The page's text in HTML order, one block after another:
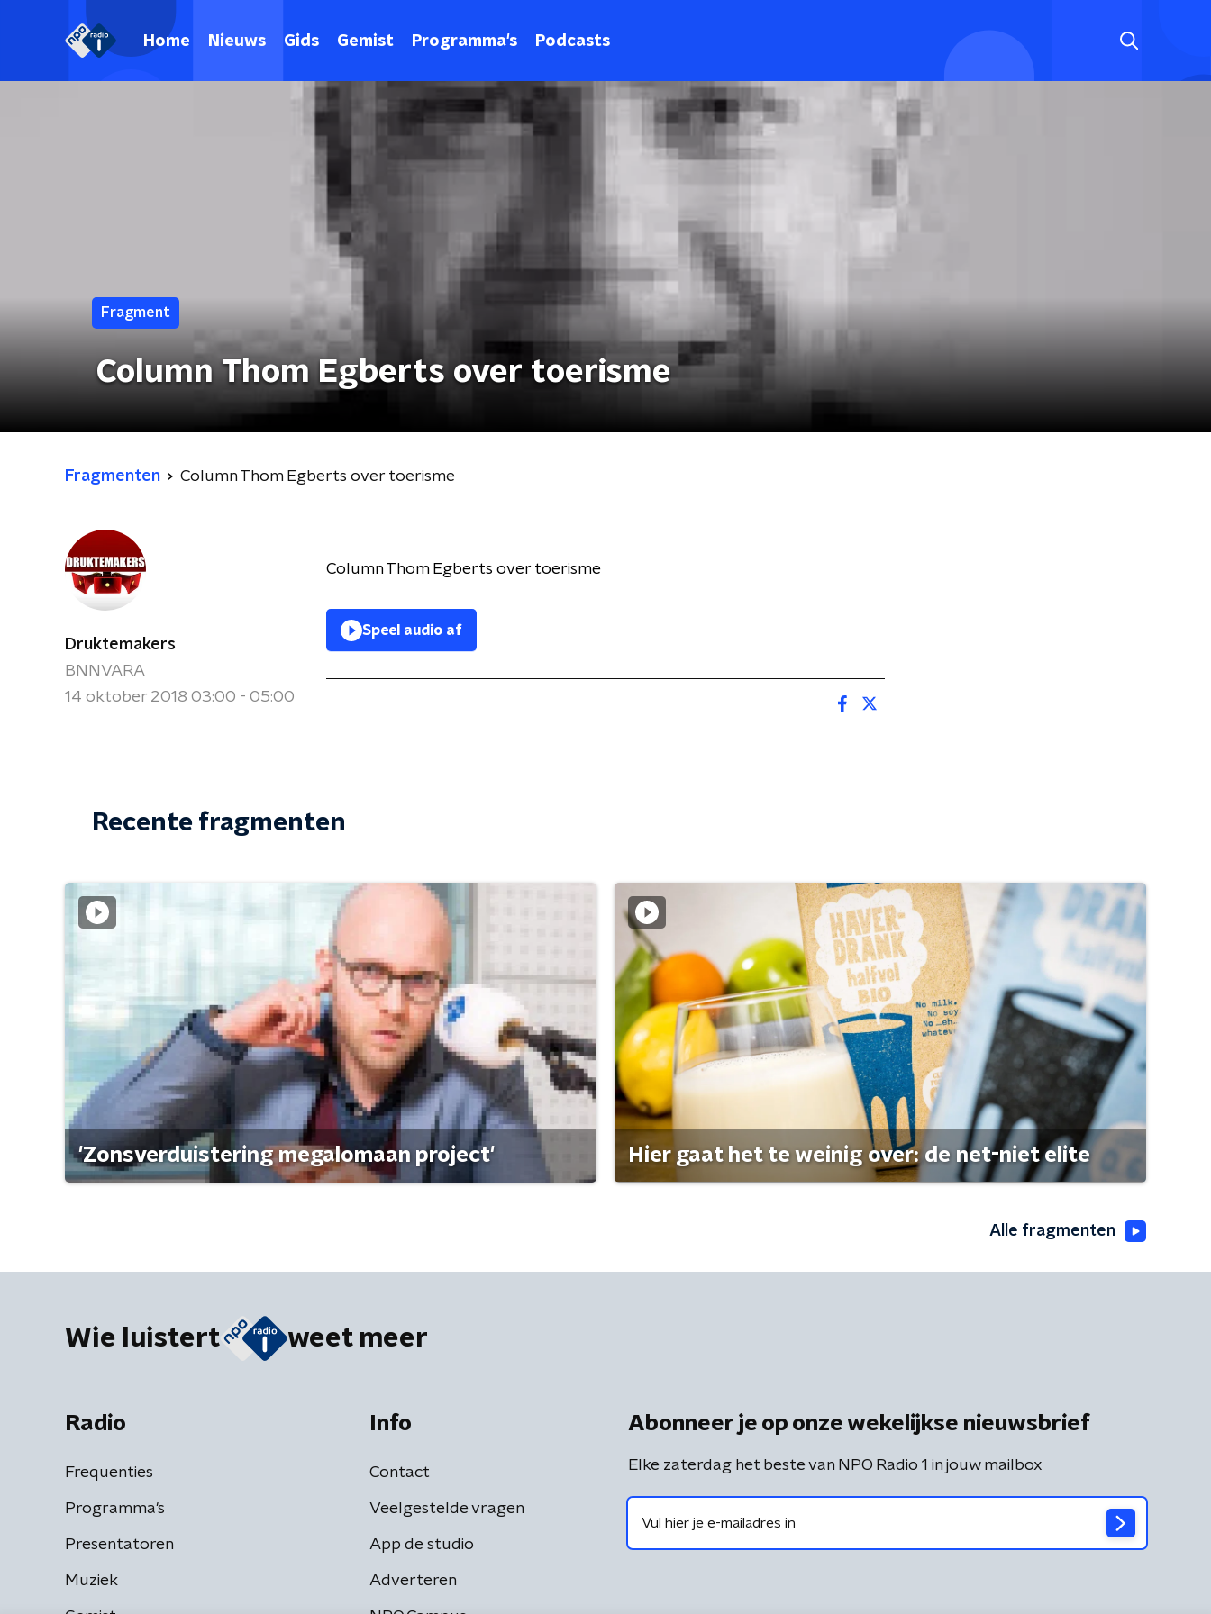
Home Nieuws Gids Gemist Programma's Podcasts
Fragment
Column Thom Egberts over toerisme
Fragmenten Column Thom Egberts over toerisme
Druktemakers
BNNVARA
14 oktober 2018 03:00 - 05:00
Column Thom Egberts over toerisme
Speel audio af
Recente fragmenten
'Zonsverduistering megalomaan project' Hier gaat het te weinig over: de net-niet elite
Alle fragmenten
Wie luistert weet meer
Radio
Frequenties
Programma's
Presentatoren
Muziek
Info
Contact
Veelgestelde vragen
App de studio
Adverteren
Abonneer je op onze wekelijkse nieuwsbrief
Elke zaterdag het beste van NPO Radio 1 in jouw mailbox